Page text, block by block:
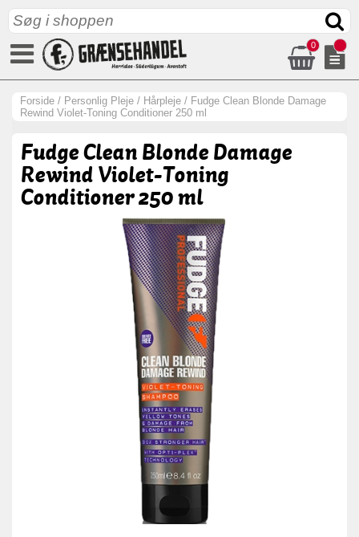
0
Forside / Personlig Pleje / Hårpleje / Fudge Clean Blonde Damage
Rewind Violet-Toning Conditioner 250 ml
Fudge Clean Blonde Damage
Rewind Violet-Toning
Conditioner 250 ml